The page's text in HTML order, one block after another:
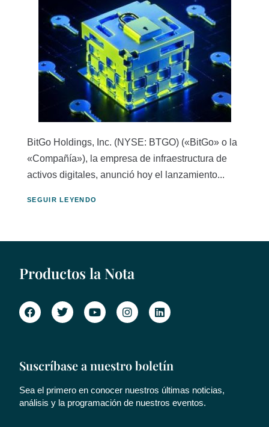
BitGo Holdings, Inc. (NYSE: BTGO) («BitGo» o la
«Compañía»), la empresa de infraestructura de
activos digitales, anunció hoy el lanzamiento...
SEGUIR LEYENDO
Productos la Nota
Suscríbase a nuestro boletín
Sea el primero en conocer nuestros últimas noticias,
análisis y la programación de nuestros eventos.